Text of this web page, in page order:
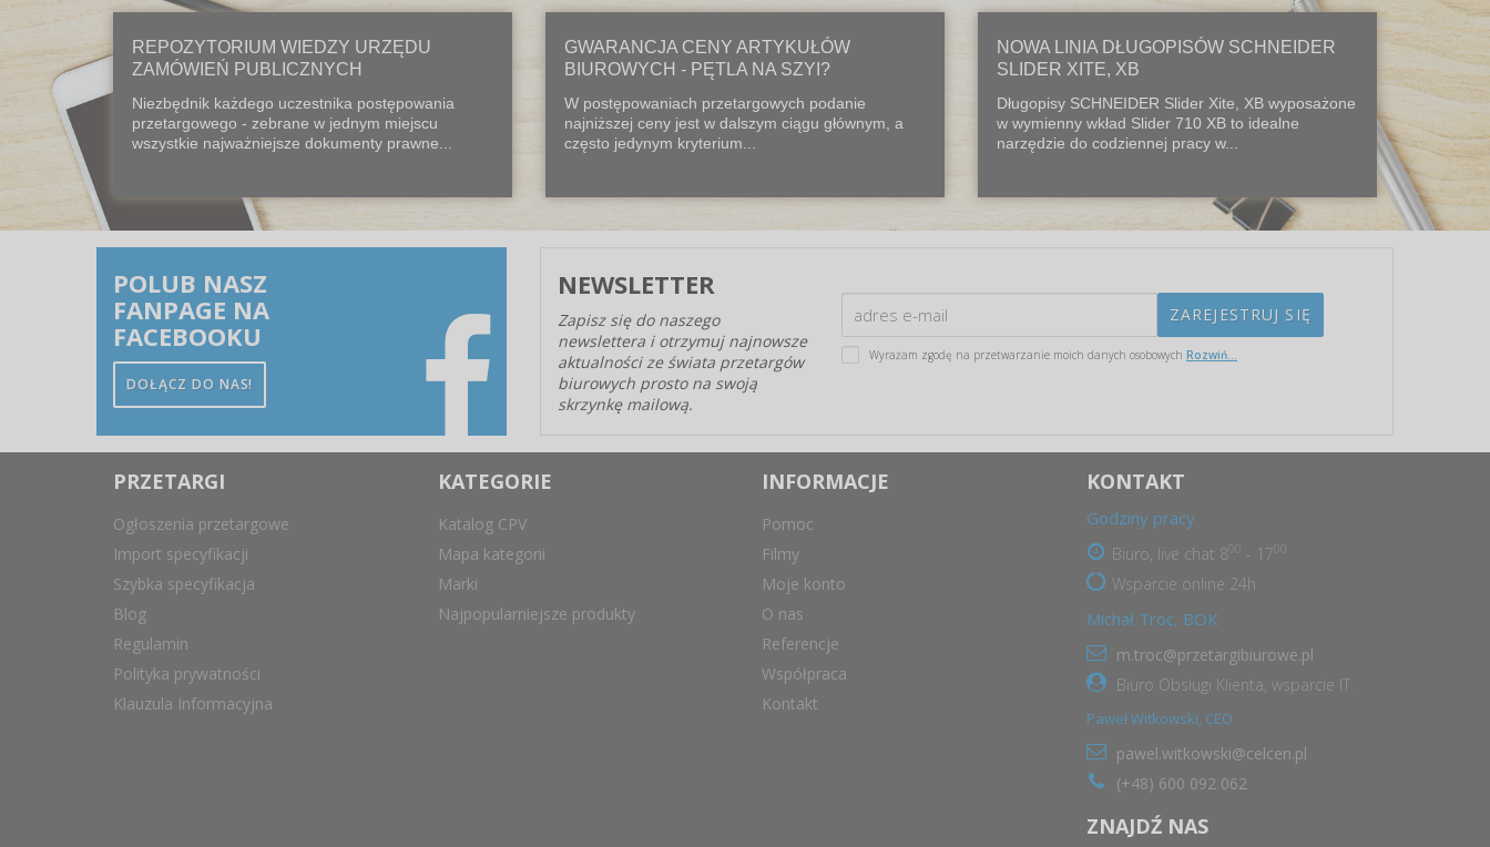
REPOZYTORIUM WIEDZY URZĘDU
ZAMÓWIEŃ PUBLICZNYCH
Niezbędnik każdego uczestnika postępowania
przetargowego - zebrane w jednym miejscu
wszystkie najważniejsze dokumenty prawne...
GWARANCJA CENY ARTYKUŁÓW
BIUROWYCH - PĘTLA NA SZYI?
W postępowaniach przetargowych podanie
najniższej ceny jest w dalszym ciągu głównym, a
często jedynym kryterium...
NOWA LINIA DŁUGOPISÓW SCHNEIDER
SLIDER XITE, XB
Długopisy SCHNEIDER Slider Xite, XB wyposażone
w wymienny wkład Slider 710 XB to idealne
narzędzie do codziennej pracy w...
POLUB NASZ
FANPAGE NA
FACEBOOKU
DOŁĄCZ DO NAS!
NEWSLETTER
Zapisz się do naszego
newslettera i otrzymuj najnowsze
aktualności ze świata przetargów
biurowych prosto na swoją
skrzynkę mailową.
Wyrażam zgodę na przetwarzanie moich danych osobowych Rozwiń...
PRZETARGI
Ogłoszenia przetargowe
Import specyfikacji
Szybka specyfikacja
Blog
Regulamin
Polityka prywatności
Klauzula Informacyjna
KATEGORIE
Katalog CPV
Mapa kategorii
Marki
Najpopularniejsze produkty
INFORMACJE
Pomoc
Filmy
Moje konto
O nas
Referencje
Współpraca
Kontakt
KONTAKT
Godziny pracy
Biuro, live chat 8 - 17
Wsparcie online 24h
Michał Troc, BOK
m.troc@przetargibiurowe.pl
Biuro Obsługi Klienta, wsparcie IT.
Paweł Witkowski, CEO
pawel.witkowski@celcen.pl
(+48) 600 092 062
ZNAJDŹ NAS